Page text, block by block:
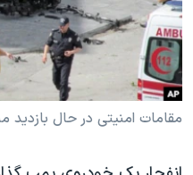
فرهنگ و زندگی
حقوق شهروندی
اقتصادی
علم و فناوری
مستندها
انتخابات ریاست جمهوری آمریکا
حمله جمهوری اسلامی به
رمز مهسا
دنبال کنید
مقامات امنیتی در حال بازدید